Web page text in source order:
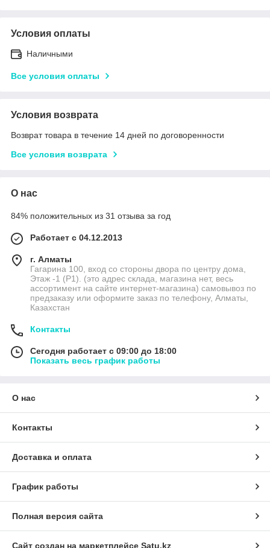
Условия оплаты
Наличными
Все условия оплаты
Условия возврата
Возврат товара в течение 14 дней по договоренности
Все условия возврата
О нас
84% положительных из 31 отзыва за год
Работает с 04.12.2013
г. Алматы
Гагарина 100, вход со стороны двора по центру дома,
Этаж -1 (P1). (это адрес склада, магазина нет, весь
ассортимент на сайте интернет-магазина) самовывоз по
предзаказу или оформите заказ по телефону, Алматы,
Казахстан
Контакты
Сегодня работает с 09:00 до 18:00
Показать весь график работы
О нас
Контакты
Доставка и оплата
График работы
Полная версия сайта
Сайт создан на маркетплейсе Satu.kz